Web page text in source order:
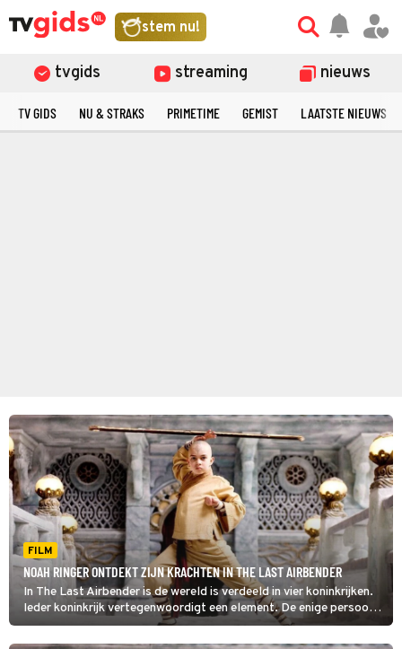
stem nu!
tvgids streaming nieuws
TV GIDS NU & STRAKS PRIMETIME GEMIST LAATSTE NIEUWS
FILM
NOAH RINGER ONTDEKT ZIJN KRACHTEN IN THE LAST AIRBENDER
In The Last Airbender is de wereld is verdeeld in vier koninkrijken.
Ieder koninkrijk vertegenwoordigt een element. De enige persoon
die al deze elementen (aarde, lucht, vuur en water) kan beheersen,
is de jonge Aang.